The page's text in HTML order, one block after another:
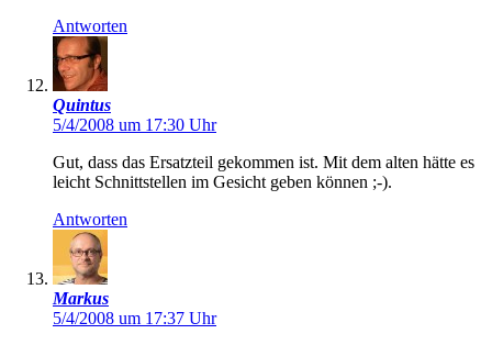
Antworten
Quintus
5/4/2008 um 17:30 Uhr
Gut, dass das Ersatzteil gekommen ist. Mit dem alten hätte es
leicht Schnittstellen im Gesicht geben können ;-).
Antworten
Markus
5/4/2008 um 17:37 Uhr